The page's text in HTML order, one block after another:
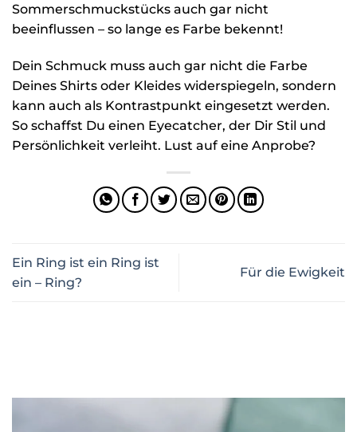
Sommerschmuckstücks auch gar nicht
beeinflussen – so lange es Farbe bekennt!
Dein Schmuck muss auch gar nicht die Farbe
Deines Shirts oder Kleides widerspiegeln, sondern
kann auch als Kontrastpunkt eingesetzt werden.
So schaffst Du einen Eyecatcher, der Dir Stil und
Persönlichkeit verleiht. Lust auf eine Anprobe?
Ein Ring ist ein Ring ist
ein – Ring?
Für die Ewigkeit